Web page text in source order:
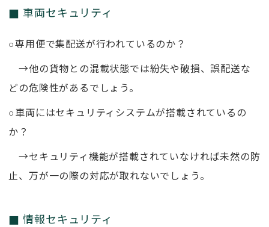
車両セキュリティ
○専用便で集配送が行われているのか？
→他の貨物との混載状態では紛失や破損、誤配送な
どの危険性があるでしょう。
○車両にはセキュリティシステムが搭載されているの
か？
→セキュリティ機能が搭載されていなければ未然の防
止、万が一の際の対応が取れないでしょう。
情報セキュリティ